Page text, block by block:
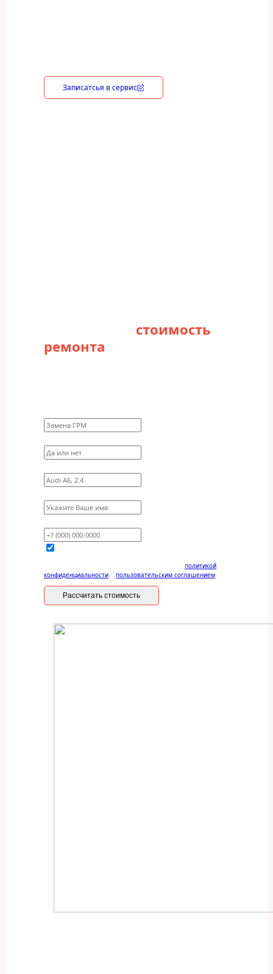
Записатсья в сервис
стоимость
ремонта
политикой
конфиденциальности
пользовательским соглашением
Рассчитать стоимость